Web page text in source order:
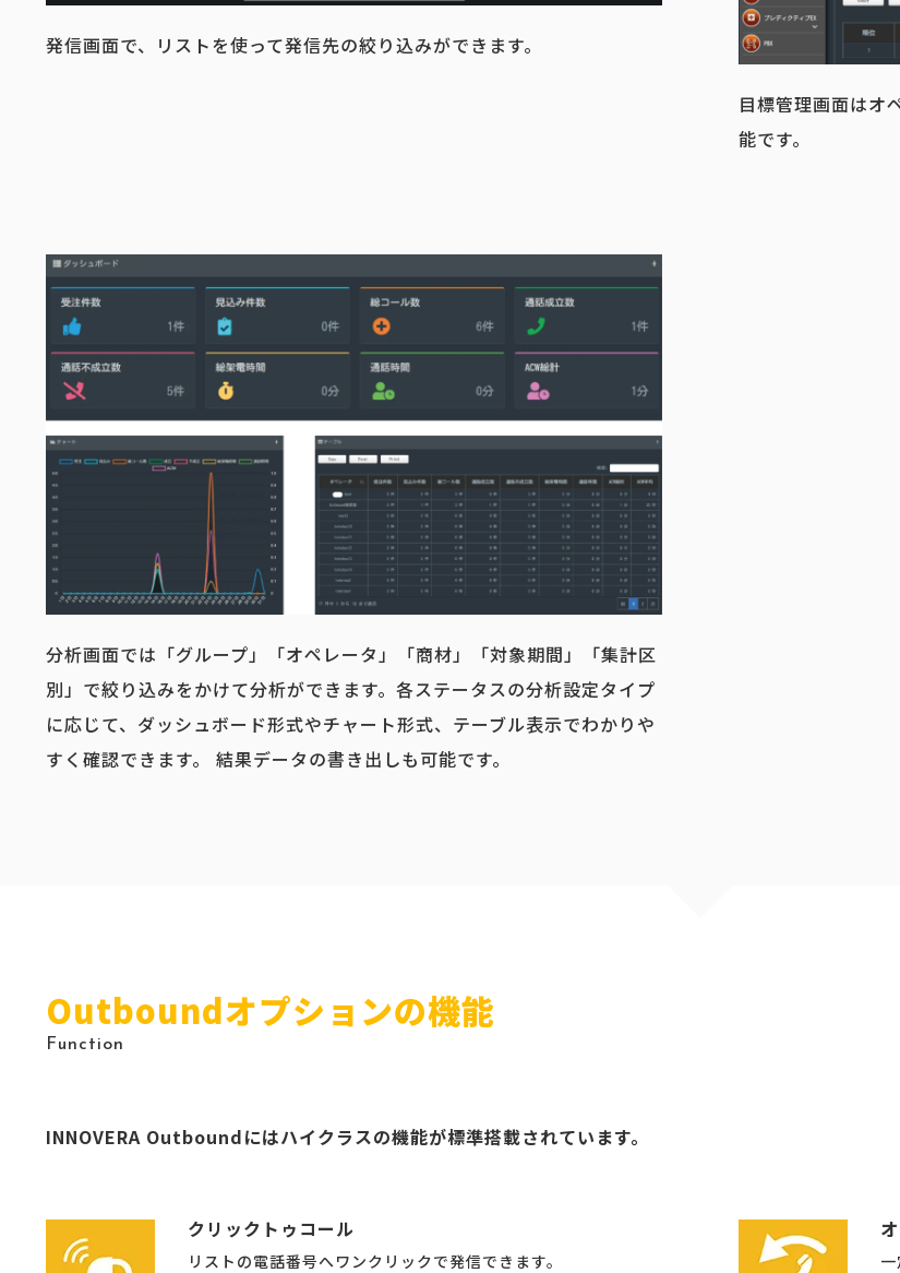
発信画面で、リストを使って発信先の絞り込みができます。
目標管理画面はオ
能です。
分析画面では「グループ」「オペレータ」「商材」「対象期間」「集計区
別」で絞り込みをかけて分析ができます。各ステータスの分析設定タイプ
に応じて、ダッシュボード形式やチャート形式、テーブル表示でわかりや
すく確認できます。 結果データの書き出しも可能です。
Outboundオプションの機能
Function
INNOVERA Outboundにはハイクラスの機能が標準搭載されています。
クリックトゥコール
リストの電話番号へワンクリックで発信できます。